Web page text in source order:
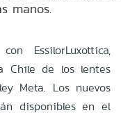
manos.
EssilorLuxottica,
Chile de los lentes
Meta. Los nuevos
disponibles en el